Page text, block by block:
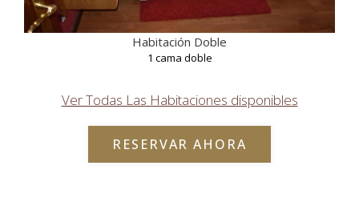
Habitación Doble
1 cama doble
Ver Todas Las Habitaciones disponibles
RESERVAR AHORA